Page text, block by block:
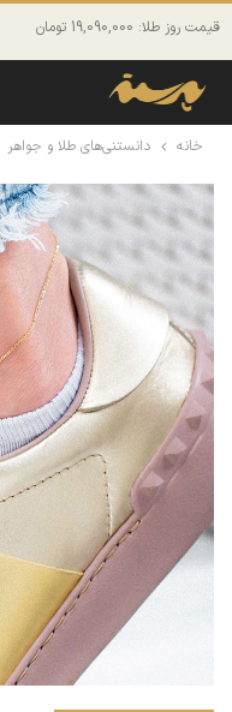
قیمت روز طلا: 19,090,000 تومان
خانه دانستنی‌های طلا و جواهر